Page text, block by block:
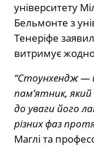
університету
Бельмонте з
Тенеріфе
витримує
“Стоунхендж —
пам’ятник,
до уваги його
різних фаз
Маглі та